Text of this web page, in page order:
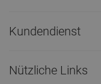
Kundendienst
Nützliche Links